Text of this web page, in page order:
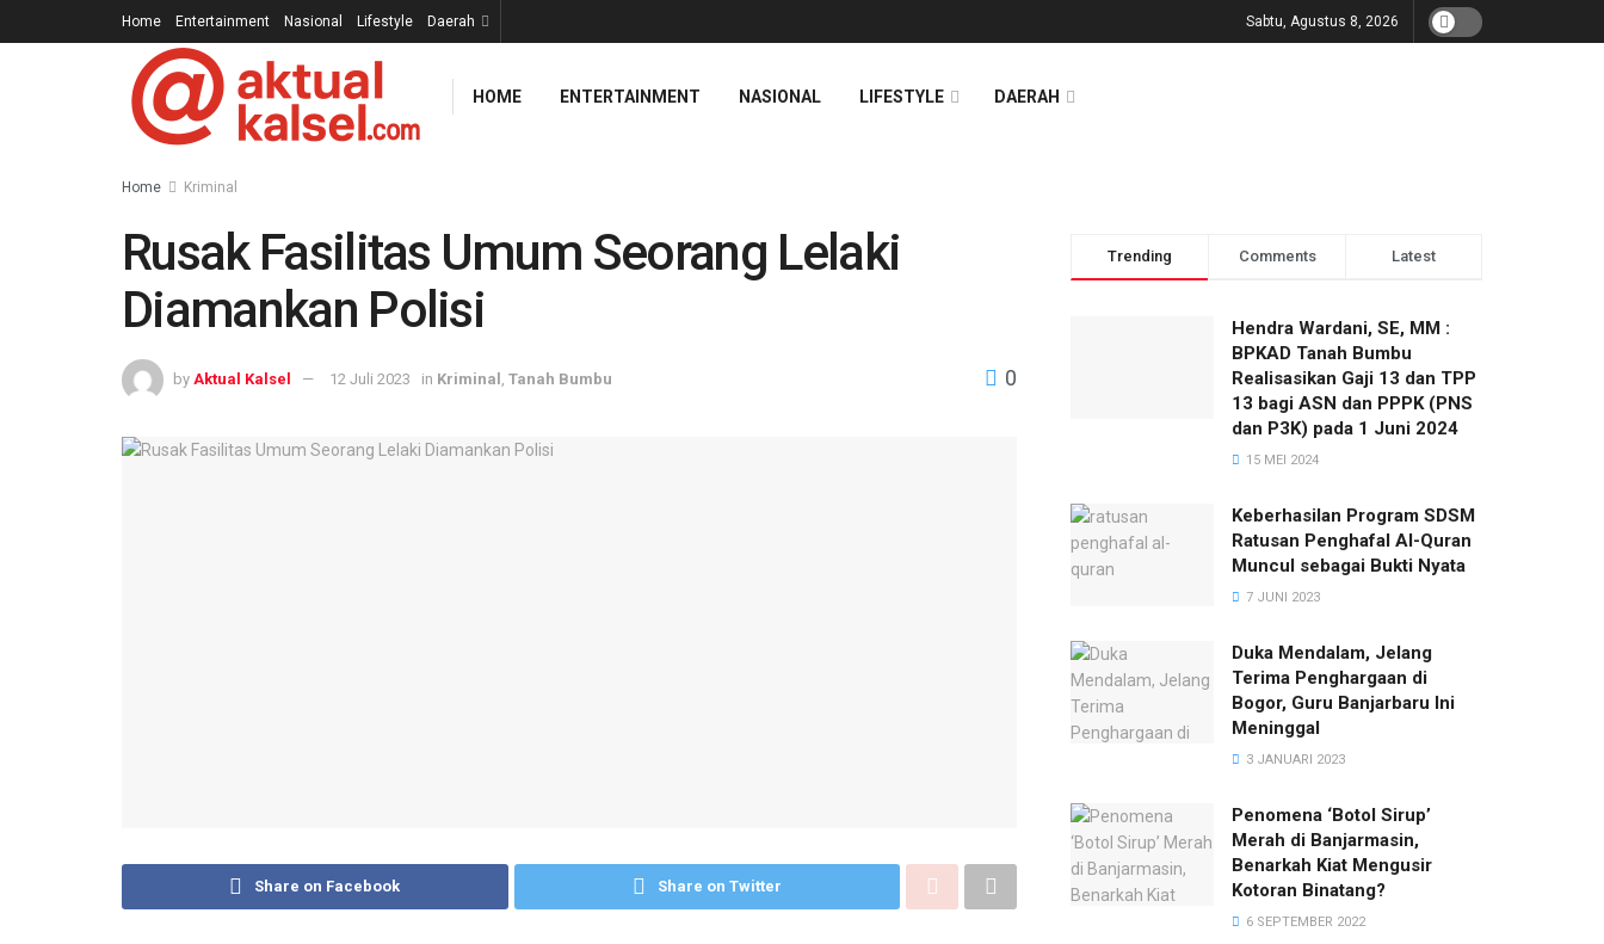
Home Entertainment Nasional Lifestyle Daerah Sabtu, Agustus 8, 2026
HOME ENTERTAINMENT NASIONAL LIFESTYLE DAERAH
Home Kriminal
Rusak Fasilitas Umum Seorang Lelaki
Diamankan Polisi
by Aktual Kalsel 12 Juli 2023 in Kriminal Tanah Bumbu 0
Share on Facebook Share on Twitter
Trending Comments Latest
Hendra Wardani, SE, MM :
BPKAD Tanah Bumbu
Realisasikan Gaji 13 dan TPP
13 bagi ASN dan PPPK (PNS
dan P3K) pada 1 Juni 2024
15 MEI 2024
Keberhasilan Program SDSM
Ratusan Penghafal Al-Quran
Muncul sebagai Bukti Nyata
7 JUNI 2023
Duka Mendalam, Jelang
Terima Penghargaan di
Bogor, Guru Banjarbaru Ini
Meninggal
3 JANUARI 2023
Penomena ‘Botol Sirup’
Merah di Banjarmasin,
Benarkah Kiat Mengusir
Kotoran Binatang?
6 SEPTEMBER 2022